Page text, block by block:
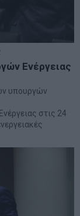
Ενέργειας
υπουργών
στις 24